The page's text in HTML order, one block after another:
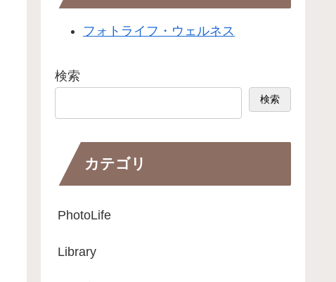
フォトライフ・ウェルネス
検索
検索
カテゴリ
PhotoLife
Library